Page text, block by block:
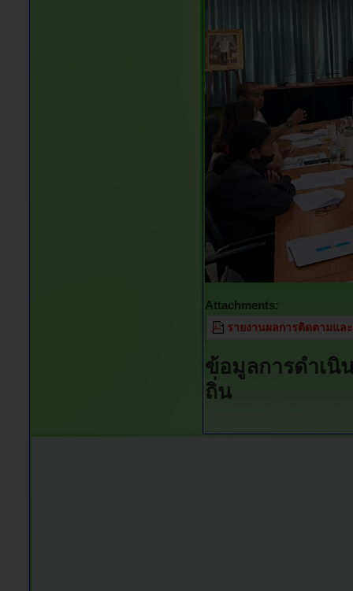
Attachments:
รายงานผลการติดตามแล
ข้อมูลการดำเนิ
ถิ่น